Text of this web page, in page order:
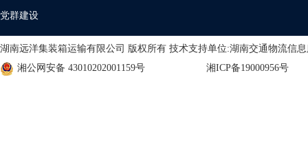
党群建设
湖南远洋集装箱运输有限公司 版权所有 技术支持单位:湖南交通物流信
湘公网安备 43010202001159号
湘ICP备19000956号